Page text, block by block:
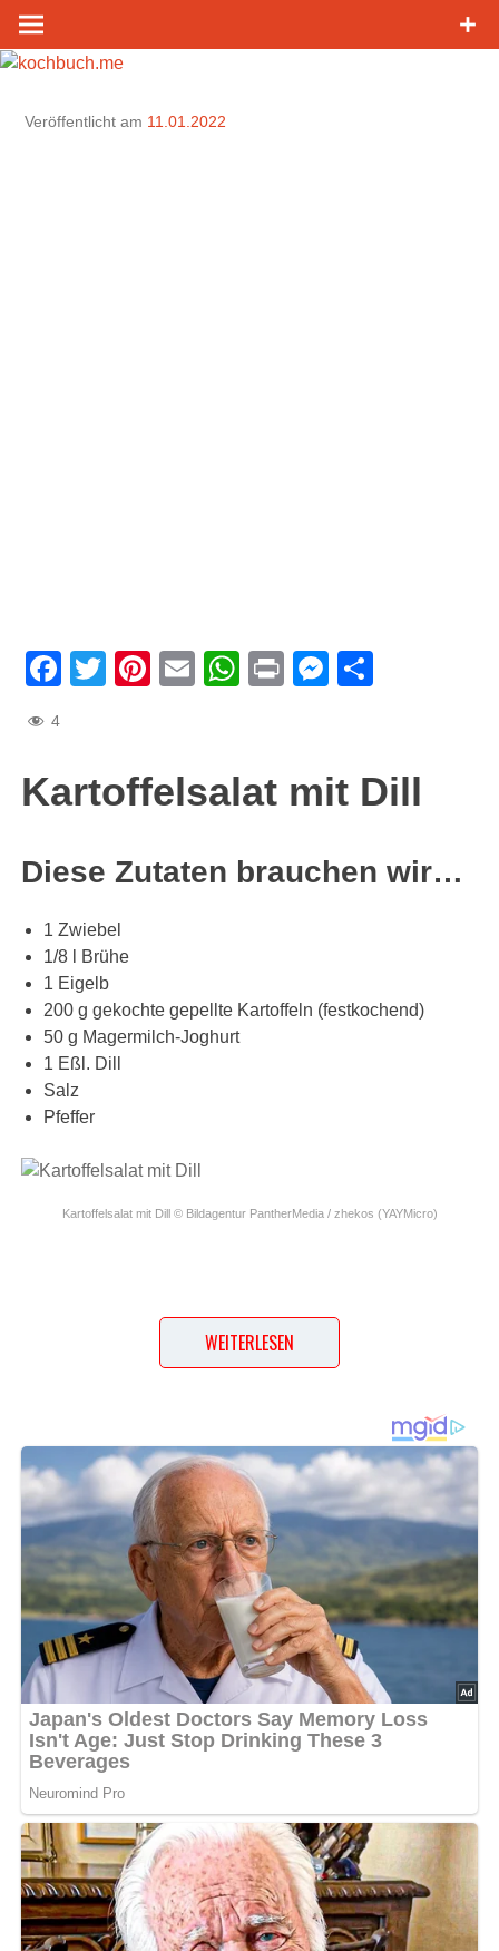
Zum
Inhalt
springen
Veröffentlicht am 11.01.2022
Facebook
TwitterPinterest
EmailWhatsApp
Print
4
Kartoffelsalat mit Dill
Diese Zutaten brauchen wir…
1 Zwiebel
1/8 l Brühe
1 Eigelb
200 g gekochte gepellte Kartoffeln (festkochend)
50 g Magermilch-Joghurt
1 Eßl. Dill
Salz
Pfeffer
Kartoffelsalat mit Dill © Bildagentur PantherMedia / zhekos (YAYMicro)
Ende dieser Seite & auch eine Bewertung!
Und so wird es gemacht…
WEITERLESEN